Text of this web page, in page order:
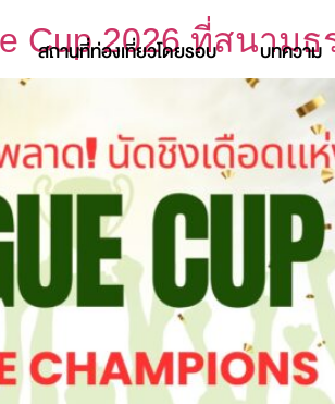
สถานที่ท่องเที่ยวโดยรอบ บทความ
Cup 2026 ที่สนาม